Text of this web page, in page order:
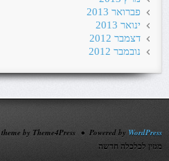
פברואר 2013
ינואר 2013
דצמבר 2012
נובמבר 2012
theme by Theme4Press • Powered by WordPress
מגזין לכלכלה חדשה